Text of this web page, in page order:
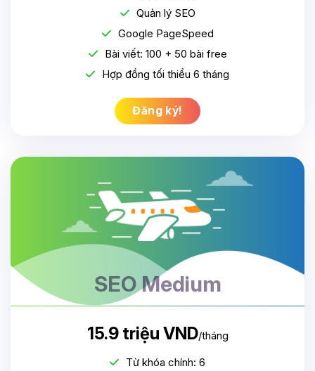
Quản lý SEO
Google PageSpeed
Bài viết: 100 + 50 bài free
Hợp đồng tối thiểu 6 tháng
Đăng ký!
SEO Medium
15.9 triệu VND/tháng
Từ khóa chính: 6